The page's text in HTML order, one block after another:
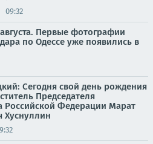
09:32
Первые фотографии
по Одессе уже появились в
Сегодня свой день рождения
Председателя
Российской Федерации Марат
Хуснуллин